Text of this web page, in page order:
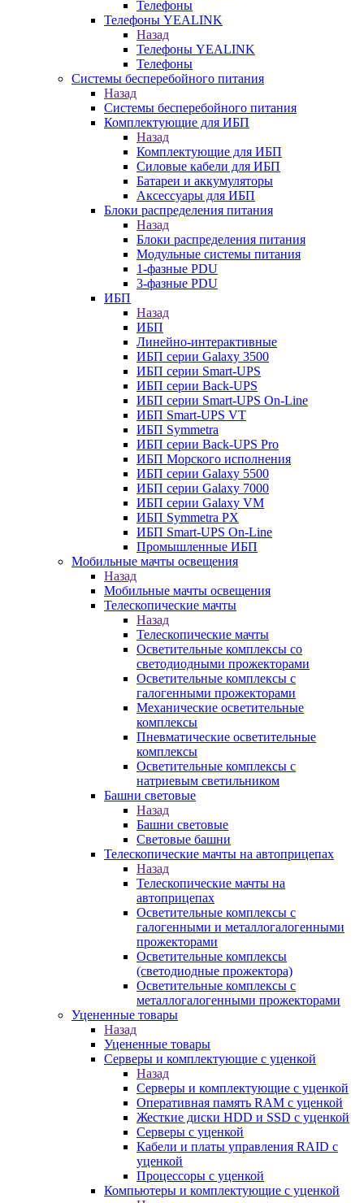
Телефоны
Телефоны YEALINK
Назад
Телефоны YEALINK
Телефоны
Системы бесперебойного питания
Назад
Системы бесперебойного питания
Комплектующие для ИБП
Назад
Комплектующие для ИБП
Силовые кабели для ИБП
Батареи и аккумуляторы
Аксессуары для ИБП
Блоки распределения питания
Назад
Блоки распределения питания
Модульные системы питания
1-фазные PDU
3-фазные PDU
ИБП
Назад
ИБП
Линейно-интерактивные
ИБП серии Galaxy 3500
ИБП серии Smart-UPS
ИБП серии Back-UPS
ИБП серии Smart-UPS On-Line
ИБП Smart-UPS VT
ИБП Symmetra
ИБП серии Back-UPS Pro
ИБП Морского исполнения
ИБП серии Galaxy 5500
ИБП серии Galaxy 7000
ИБП серии Galaxy VM
ИБП Symmetra PX
ИБП Smart-UPS On-Line
Промышленные ИБП
Мобильные мачты освещения
Назад
Мобильные мачты освещения
Телескопические мачты
Назад
Телескопические мачты
Осветительные комплексы со
светодиодными прожекторами
Осветительные комплексы с
галогенными прожекторами
Механические осветительные
комплексы
Пневматические осветительные
комплексы
Осветительные комплексы с
натриевым светильником
Башни световые
Назад
Башни световые
Световые башни
Телескопические мачты на автоприцепах
Назад
Телескопические мачты на
автоприцепах
Осветительные комплексы с
галогенными и металлогалогенными
прожекторами
Осветительные комплексы
(светодиодные прожектора)
Осветительные комплексы с
металлогалогенными прожекторами
Уцененные товары
Назад
Уцененные товары
Серверы и комплектующие с уценкой
Назад
Серверы и комплектующие с уценкой
Оперативная память RAM с уценкой
Жесткие диски HDD и SSD с уценкой
Серверы с уценкой
Кабели и платы управления RAID с
уценкой
Процессоры с уценкой
Компьютеры и комплектующие с уценкой